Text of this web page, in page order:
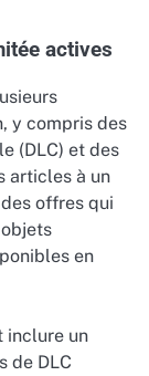
actives
y compris des
(DLC) et des
articles à un
offres qui
en
inclure un
de DLC